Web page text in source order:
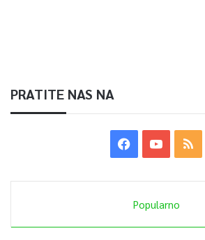
PRATITE NAS NA
Popularno